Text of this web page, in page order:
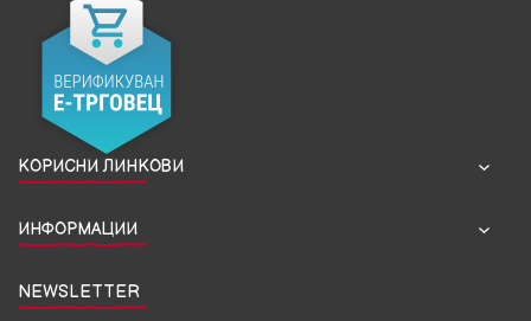
КОРИСНИ ЛИНКОВИ
ИНФОРМАЦИИ
NEWSLETTER